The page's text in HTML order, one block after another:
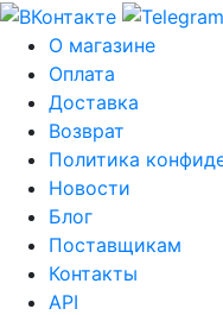
О магазине
Оплата
Доставка
Возврат
Политика
Новости
Блог
Поставщикам
Контакты
API